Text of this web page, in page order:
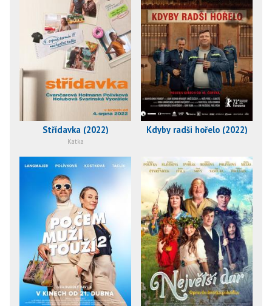
Střídavka (2022)
Katka
Kdyby radši hořelo (2022)